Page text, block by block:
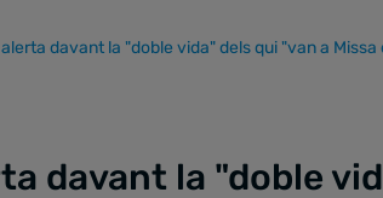
alerta davant la "doble vida" dels qui "van a
davant la "doble